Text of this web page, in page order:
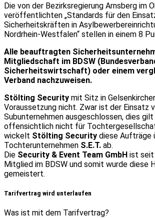
Die von der Bezirksregierung Arnsberg im
veröffentlichten „Standards für den
Sicherheitskräften in
Nordrhein-Westfalen“ stellen in einem 8
Alle beauftragten
Mitgliedschaft im BDSW
Sicherheitswirtschaft) oder einem
Verband nachzuweisen.
Stölting Security mit Sitz in
Voraussetzung nicht. Zwar ist der Einsatz
Subunternehmen ausgeschlossen, dies
offensichtlich nicht für
wickelt Stölting Security diese Aufträge
Tochterunternehmen S.E.T. ab.
Die Security & Event Team GmbH ist seit
Mitglied im BDSW und somit wurde diese
gemeistert.
Tarifvertrag wird unterlaufen
Was ist mit dem Tarifvertrag?